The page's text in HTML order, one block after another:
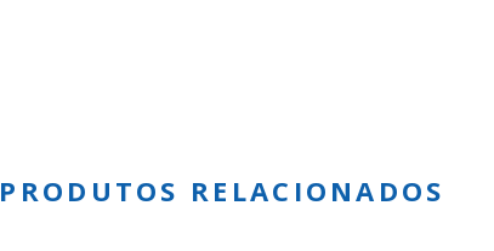
PRODUTOS RELACIONADOS